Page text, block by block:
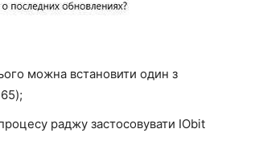
можна встановити один з
раджу застосовувати IObit